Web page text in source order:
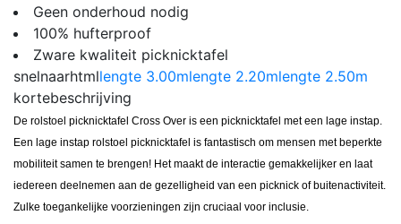
Geen onderhoud nodig
100% hufterproof
Zware kwaliteit picknicktafel
snelnaarhtmllengte 3.00mlengte 2.20mlengte 2.50m
kortebeschrijving
De rolstoel picknicktafel Cross Over is een picknicktafel met een lage instap.
Een lage instap rolstoel picknicktafel is fantastisch om mensen met beperkte
mobiliteit samen te brengen! Het maakt de interactie gemakkelijker en laat
iedereen deelnemen aan de gezelligheid van een picknick of buitenactiviteit.
Zulke toegankelijke voorzieningen zijn cruciaal voor inclusie.